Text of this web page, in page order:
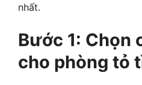
nhất.
Bước 1: Chọn
cho phòng tỏ